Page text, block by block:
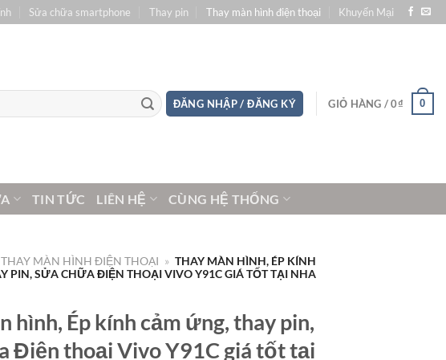
Sửa chữa smartphone Thay pin Thay màn hình điện thoại Khuyến Mại
ĐĂNG NHẬP / ĐĂNG KÝ GIỎ HÀNG /0₫ 0
TIN TỨC LIÊN HỆ CÙNG HỆ THỐNG
THAY MÀN HÌNH ĐIỆN THOẠI » THAY MÀN HÌNH, ÉP KÍNH
PIN, SỬA CHỮA ĐIỆN THOẠI VIVO Y91C GIÁ TỐT TẠI NHA
hình, Ép kính cảm ứng, thay pin,
Điện thoại Vivo Y91C giá tốt tại